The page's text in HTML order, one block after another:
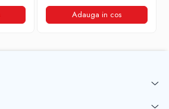
Adauga in cos